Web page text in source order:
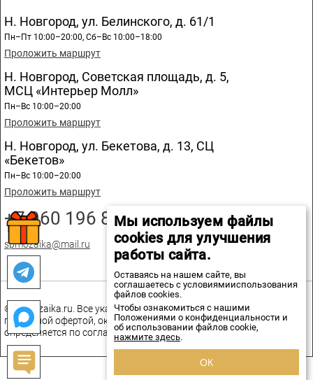
Н. Новгород, ул. Белинского, д. 61/1
Пн–Пт 10:00–20:00, Сб–Вс 10:00–18:00
Проложить маршрут
Н. Новгород, Советская площадь, д. 5,
МСЦ «Интерьер Молл»
Пн–Вс 10:00–20:00
Проложить маршрут
Н. Новгород, ул. Бекетова, д. 13, СЦ
«Бекетов»
Пн–Вс 10:00–20:00
Проложить маршрут
+7 960 196 89 20
spmozaika@mail.ru
© spmozaika.ru. Все указанные на сайте цены не являются
публичной офертой, окончательная стоимость товаров
определяется по соглашению сторон.
Мы используем файлы
cookies для улучшения
работы сайта.
Оставаясь на нашем сайте, вы
соглашаетесь с условиямииспользования
файлов cookies.
Чтобы ознакомиться с нашими
Положениями о конфиденциальности и
об использовании файлов cookie,
нажмите здесь.
ОК